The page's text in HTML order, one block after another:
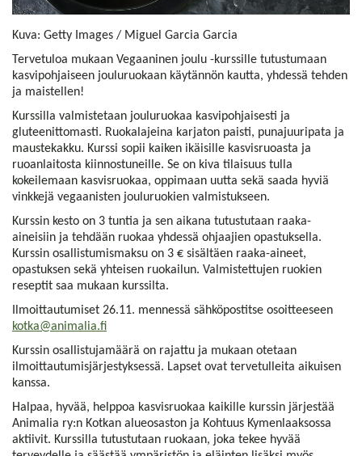
Kuva: Getty Images / Miguel Garcia Garcia
Tervetuloa mukaan Vegaaninen joulu -kurssille tutustumaan
kasvipohjaiseen jouluruokaan käytännön kautta, yhdessä tehden
ja maistellen!
Kurssilla valmistetaan jouluruokaa kasvipohjaisesti ja
gluteenittomasti. Ruokalajeina karjaton paisti, punajuuripata ja
maustekakku. Kurssi sopii kaiken ikäisille kasvisruoasta ja
ruoanlaitosta kiinnostuneille. Se on kiva tilaisuus tulla
kokeilemaan kasvisruokaa, oppimaan uutta sekä saada hyviä
vinkkejä vegaanisten jouluruokien valmistukseen.
Kurssin kesto on 3 tuntia ja sen aikana tutustutaan raaka-
aineisiin ja tehdään ruokaa yhdessä ohjaajien opastuksella.
Kurssin osallistumismaksu on 3 € sisältäen raaka-aineet,
opastuksen sekä yhteisen ruokailun. Valmistettujen ruokien
reseptit saa mukaan kurssilta.
Ilmoittautumiset 26.11. mennessä sähköpostitse osoitteeseen
kotka@animalia.fi
Kurssin osallistujamäärä on rajattu ja mukaan otetaan
ilmoittautumisjärjestyksessä. Lapset ovat tervetulleita aikuisen
kanssa.
Halpaa, hyvää, helppoa kasvisruokaa kaikille kurssin järjestää
Animalia ry:n Kotkan alueosaston ja Kohtuus Kymenlaaksossa
aktiivit. Kurssilla tutustutaan ruokaan, joka tekee hyvää